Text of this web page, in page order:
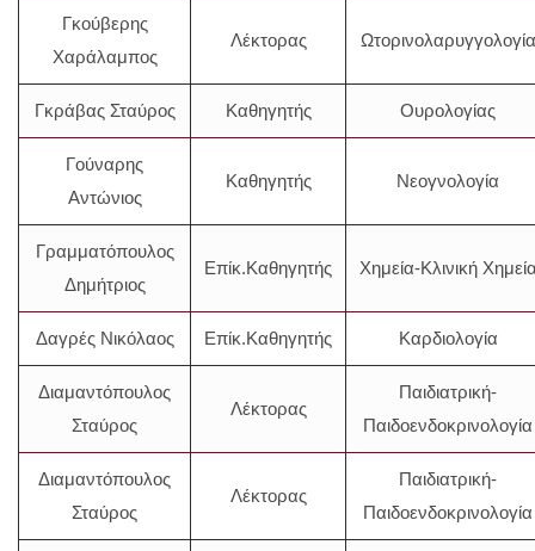
Γκούβερης
Χαράλαμπος
Λέκτορας Ωτορινολαρυγγολογία
Γκράβας Σταύρος Καθηγητής Ουρολογίας
Γούναρης
Αντώνιος
Καθηγητής Νεογνολογία
Γραμματόπουλος
Δημήτριος
Επίκ.Καθηγητής Χημεία-Κλινική
Δαγρές Νικόλαος Επίκ.Καθηγητής Καρδιολογία
Διαμαντόπουλος
Σταύρος
Λέκτορας
Παιδιατρική-
Παιδοενδοκρινολογία
Διαμαντόπουλος
Σταύρος
Λέκτορας
Παιδιατρική-
Παιδοενδοκρινολογία